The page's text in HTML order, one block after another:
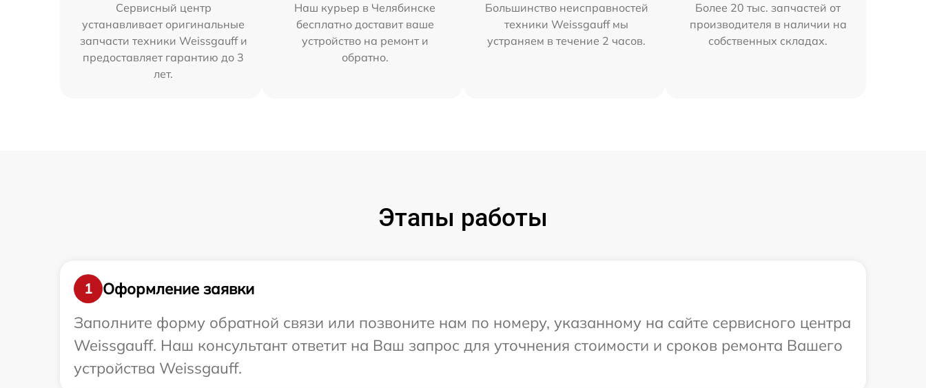
Сервисный центр
устанавливает оригинальные
запчасти техники Weissgauff и
предоставляет гарантию до 3
лет.
Наш курьер в Челябинске
бесплатно доставит ваше
устройство на ремонт и
обратно.
Большинство неисправностей
техники Weissgauff мы
устраняем в течение 2 часов.
Более 20 тыс. запчастей от
производителя в наличии на
собственных складах.
Этапы работы
1
Оформление заявки
Заполните форму обратной связи или позвоните нам по номеру, указанному на сайте сервисного центра
Weissgauff. Наш консультант ответит на Ваш запрос для уточнения стоимости и сроков ремонта Вашего
устройства Weissgauff.